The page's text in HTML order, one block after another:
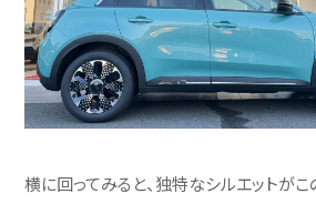
横に回ってみると、独特なシルエットが